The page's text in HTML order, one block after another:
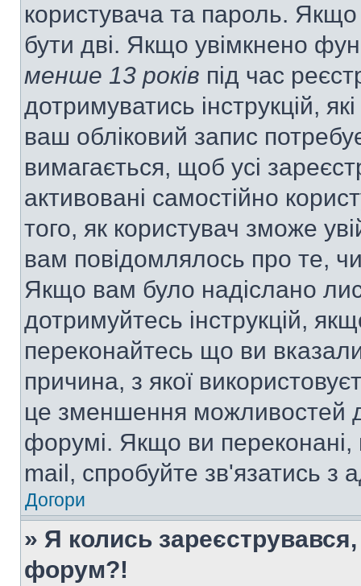
користувача та пароль.
бути дві. Якщо увімкнено
менше 13 років під час
дотримуватись інструкцій,
ваш обліковий запис
вимагається, щоб усі
активовані самостійно
того, як користувач зможе
вам повідомлялось про те,
Якщо вам було надіслано
дотримуйтесь інструкцій,
переконайтесь що ви
причина, з якої
це зменшення можливостей
форумі. Якщо ви
mail, спробуйте зв'язатись з
Догори
» Я колись
форум?!